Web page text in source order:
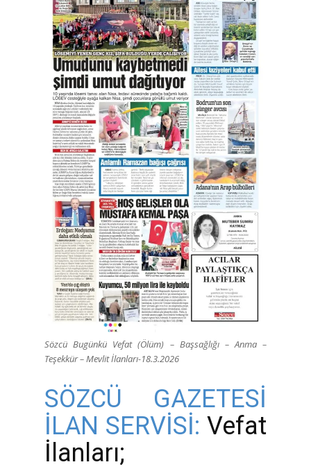
Sözcü Bugünkü Vefat (Ölüm) – Başsağlığı – Anma –
Teşekkür – Mevlit İlanları-18.3.2026
SÖZCÜ GAZETESİ
İLAN SERVİSİ: Vefat
İlanları;